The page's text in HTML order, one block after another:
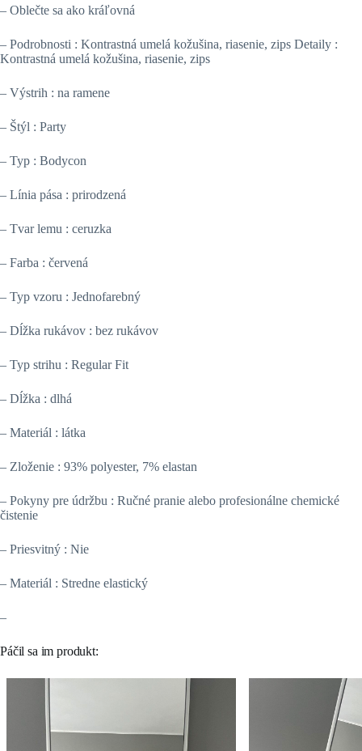
– Oblečte sa ako kráľovná
– Podrobnosti : Kontrastná umelá kožušina, riasenie, zips Detaily :
Kontrastná umelá kožušina, riasenie, zips
– Výstrih : na ramene
– Štýl : Party
– Typ : Bodycon
– Línia pása : prirodzená
– Tvar lemu : ceruzka
– Farba : červená
– Typ vzoru : Jednofarebný
– Dĺžka rukávov : bez rukávov
– Typ strihu : Regular Fit
– Dĺžka : dlhá
– Materiál : látka
– Zloženie : 93% polyester, 7% elastan
– Pokyny pre údržbu : Ručné pranie alebo profesionálne chemické
čistenie
– Priesvitný : Nie
– Materiál : Stredne elastický
–
Páčil sa im produkt: